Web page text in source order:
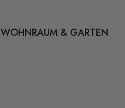
WOHNRAUM & GARTEN